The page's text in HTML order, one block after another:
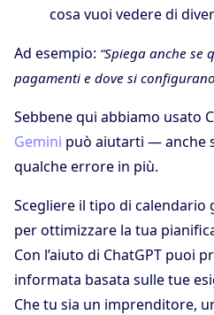
cosa vuoi vedere di
Ad esempio: “Spiega anche se
pagamenti e dove si
Sebbene qui abbiamo usato
Gemini può aiutarti — anche
qualche errore in più.
Scegliere il tipo di
per ottimizzare la tua
Con l’aiuto di ChatGPT puoi
informata basata sulle tue
Che tu sia un imprenditore,